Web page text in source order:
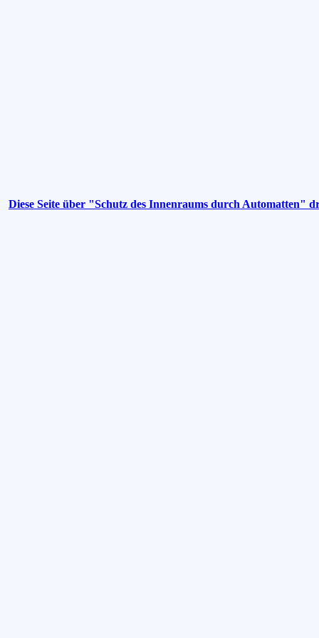
Diese Seite über "Schutz des Innenraums durch Automatten"